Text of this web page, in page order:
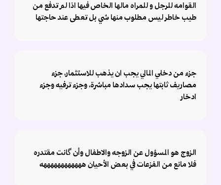
القوامه للرجل و للمراه مالها الخاص فيها اذا لم تدفع من
طيب خاطر ليس مطلوب منها شي بل تعطى عند حاجتها
جزء من دخلي المالي يجب ان يذهب للاستثمار، جزء
مصاريف ثابتها يجب سدادها مباشرة، وجزء ترفيه وجزء
ادخار
الزوج هو المسؤول عن الزوجه والاطفال وأن گانت مقتدره
فلا مانع من الفزعات في بعض الأحيان ههههههههههههه